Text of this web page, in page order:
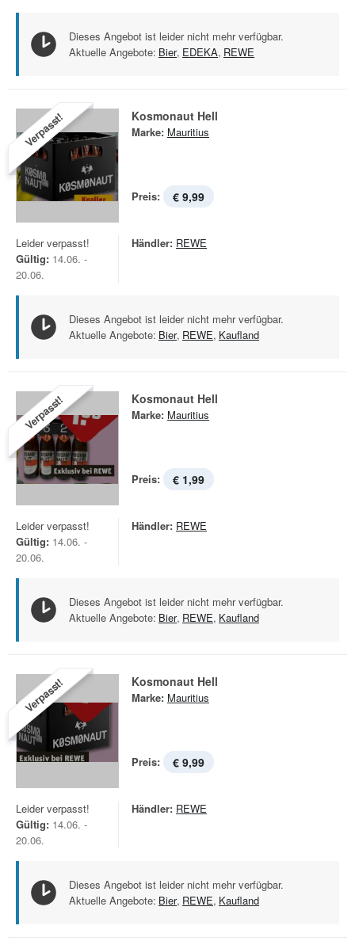
Dieses Angebot ist leider nicht mehr verfügbar.
Aktuelle Angebote: Bier, EDEKA, REWE
Verpasst! Kosmonaut Hell
Marke: Mauritius
Preis: € 9,99
Leider verpasst!
Gültig: 14.06. -
20.06.
Händler: REWE
Dieses Angebot ist leider nicht mehr verfügbar.
Aktuelle Angebote: Bier, REWE, Kaufland
Verpasst! Kosmonaut Hell
Marke: Mauritius
Preis: € 1,99
Leider verpasst!
Gültig: 14.06. -
20.06.
Händler: REWE
Dieses Angebot ist leider nicht mehr verfügbar.
Aktuelle Angebote: Bier, REWE, Kaufland
Verpasst! Kosmonaut Hell
Marke: Mauritius
Preis: € 9,99
Leider verpasst!
Gültig: 14.06. -
20.06.
Händler: REWE
Dieses Angebot ist leider nicht mehr verfügbar.
Aktuelle Angebote: Bier, REWE, Kaufland